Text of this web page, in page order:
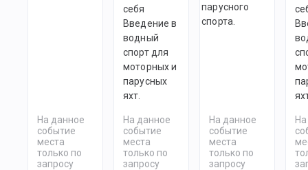
На данное
событие
места
только по
запросу
себя
Введение в
водный
спорт для
моторных и
парусных
яхт.
На данное
событие
места
только по
запросу
парусного
спорта.
На данное
событие
места
только по
запросу